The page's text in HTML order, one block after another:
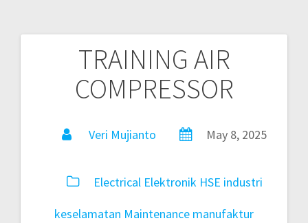
TRAINING AIR
COMPRESSOR
Veri Mujianto May 8, 2025
Electrical Elektronik HSE industri
keselamatan Maintenance manufaktur